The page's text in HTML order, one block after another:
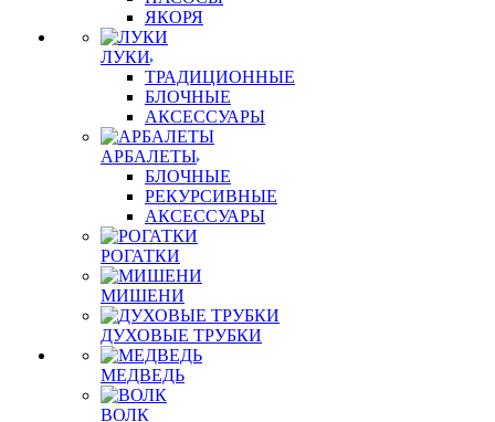
ЯКОРЯ
ЛУКИ
ТРАДИЦИОННЫЕ
БЛОЧНЫЕ
АКСЕССУАРЫ
АРБАЛЕТЫ
БЛОЧНЫЕ
РЕКУРСИВНЫЕ
АКСЕССУАРЫ
РОГАТКИ
МИШЕНИ
ДУХОВЫЕ ТРУБКИ
МЕДВЕДЬ
ВОЛК